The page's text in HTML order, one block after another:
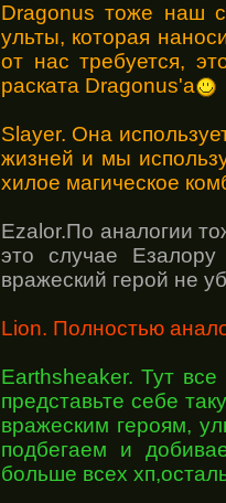
Dragonus тоже наш
ульты, которая
от нас требуется,
раската Dragonus'a
Slayer. Она
жизней и мы
хилое магическое
Ezalor.По аналогии
это случае
вражеский герой не
Lion. Полностью
Earthsheaker. Тут
представьте себе
вражеским героям,
подбегаем и
больше всех